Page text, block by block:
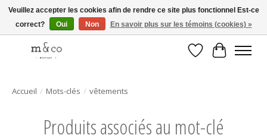
Livraison gratuite avec tout achat de 250$ et plus
Liste dePanier
Accueil / Mots-clés / vêtements
Produits associés au mot-clé
Veuillez accepter les cookies afin de rendre ce site plus fonctionnel Est-ce
correct?
Oui Non En savoir plus sur les témoins (cookies) »